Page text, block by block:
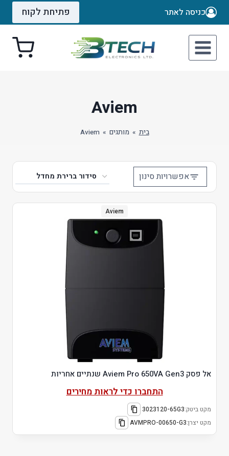
Skip
כניסה לאתר פתיחת לקוח
Aviem
בית » מותגים »
Aviem
אפשרויות סינון
Aviem
אל פסק Aviem Pro 650VA Gen3 שנתיים אחריות
התחברו כדי לראות מחירים
מקט ביטק:3023120-65G3
מקט יצרן:AVMPRO-00650-G3